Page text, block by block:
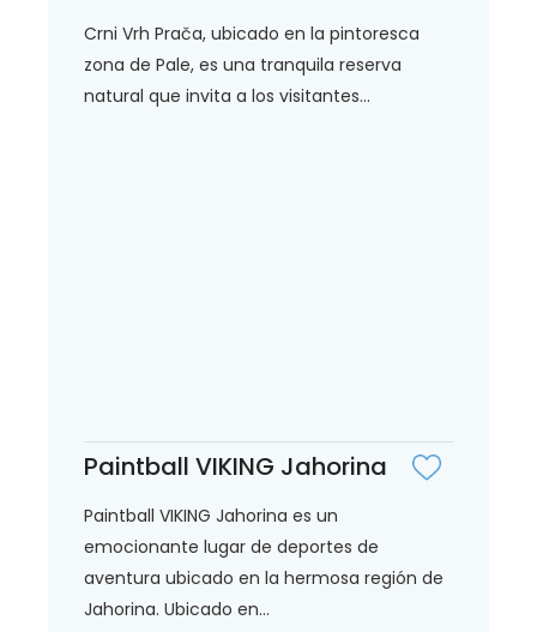
Crni Vrh Prača, ubicado en la pintoresca
zona de Pale, es una tranquila reserva
natural que invita a los visitantes...
Paintball VIKING Jahorina
Paintball VIKING Jahorina es un
emocionante lugar de deportes de
aventura ubicado en la hermosa región de
Jahorina. Ubicado en...